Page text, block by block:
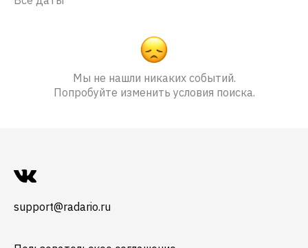
Мы не нашли никаких событий.
Попробуйте изменить условия поиска.
support@radario.ru